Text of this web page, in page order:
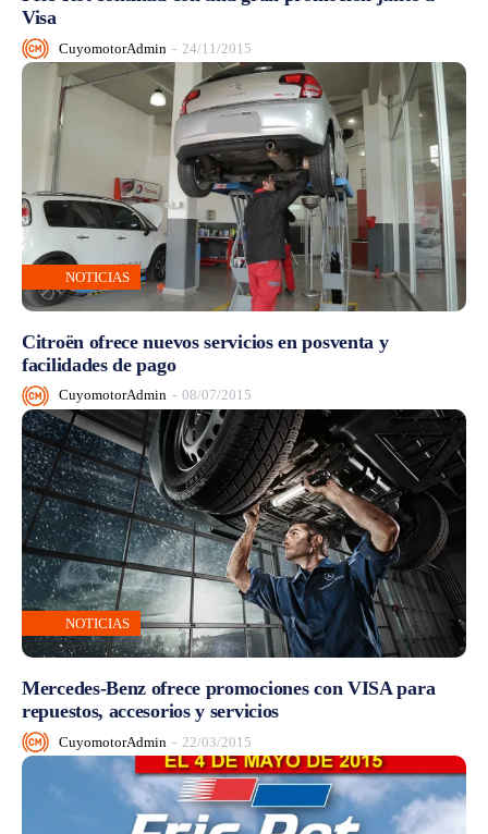
Visa
CuyomotorAdmin - 24/11/2015
NOTICIAS
Citroën ofrece nuevos servicios en posventa y
facilidades de pago
CuyomotorAdmin - 08/07/2015
NOTICIAS
Mercedes-Benz ofrece promociones con VISA para
repuestos, accesorios y servicios
CuyomotorAdmin - 22/03/2015